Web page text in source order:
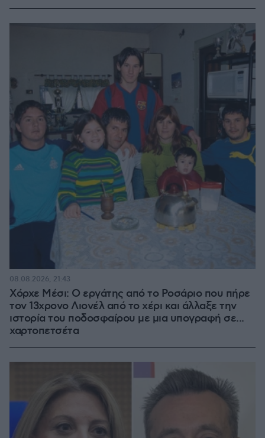
Χόρχε Μέσι: Ο εργάτης από το Ροσάριο που πήρε
τον 13χρονο Λιονέλ από το χέρι και άλλαξε την
ιστορία του ποδοσφαίρου με μια υπογραφή σε...
χαρτοπετσέτα
08.08.2026, 21:43